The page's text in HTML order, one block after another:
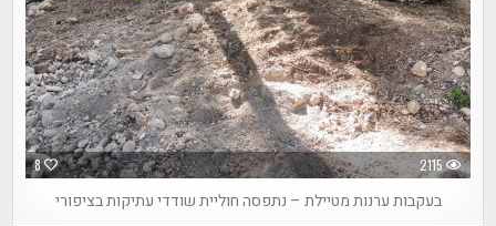
8 2115
בעקבות ערנות מטיילת – נתפסה חוליית שודדי עתיקות בציפורי